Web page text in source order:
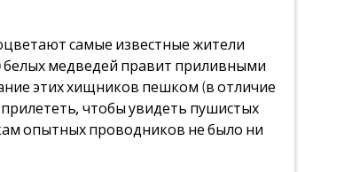
самые известные жители
белых медведей правит приливными
этих хищников пешком (в отличие
чтобы увидеть пушистых
опытных проводников не было ни